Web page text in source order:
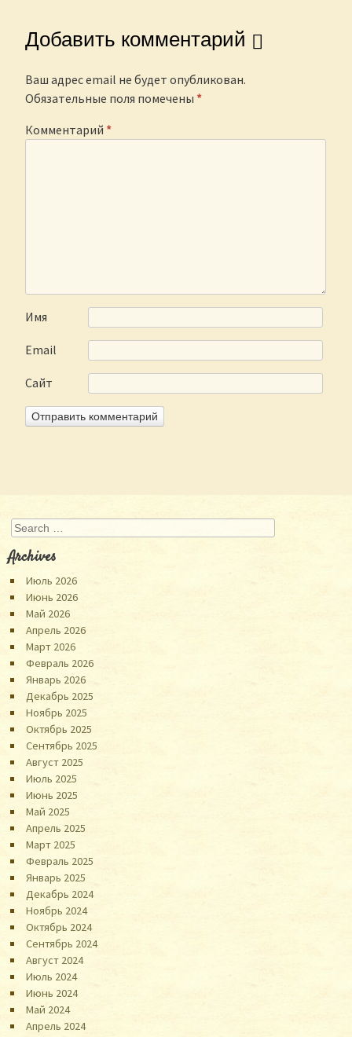
Добавить комментарий
Ваш адрес email не будет опубликован.
Обязательные поля помечены *
Комментарий *
Имя
Email
Сайт
Search
Archives
Июль 2026
Июнь 2026
Май 2026
Апрель 2026
Март 2026
Февраль 2026
Январь 2026
Декабрь 2025
Ноябрь 2025
Октябрь 2025
Сентябрь 2025
Август 2025
Июль 2025
Июнь 2025
Май 2025
Апрель 2025
Март 2025
Февраль 2025
Январь 2025
Декабрь 2024
Ноябрь 2024
Октябрь 2024
Сентябрь 2024
Август 2024
Июль 2024
Июнь 2024
Май 2024
Апрель 2024